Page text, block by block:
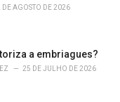
DE AGOSTO DE 2026
a embriagues?
25 DE JULHO DE 2026